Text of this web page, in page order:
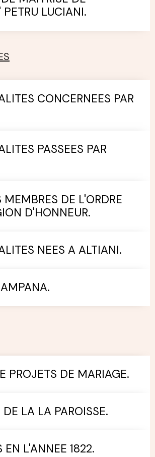
LUCIANI.
CONCERNEES PAR
PASSEES PAR
DE L'ORDRE
D'HONNEUR.
NEES A ALTIANI.
PROJETS DE MARIAGE.
LA LA PAROISSE.
EN L'ANNEE 1822.